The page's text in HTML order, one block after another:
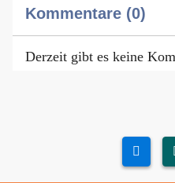
Kommentare (0)
Derzeit gibt es keine